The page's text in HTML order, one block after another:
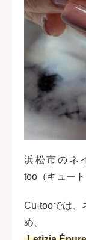
浜松市のネ
too（キュート
Cu-tooでは、
め、